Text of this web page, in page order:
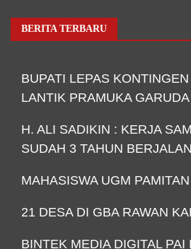
BERITA TERBARU
BUPATI LEPAS
LANTIK PRAMUKA
H. ALI SADIKIN : KERJA
SUDAH 3 TAHUN BERJALAN
MAHASISWA UGM
21 DESA DI GBA RAWAN
BINTEK MEDIA DIGITAL PAI